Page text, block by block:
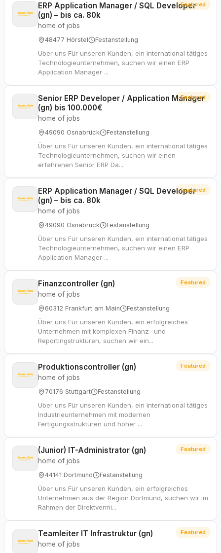
ERP Application Manager / SQL Developer
(gn) – bis ca. 80k
home of jobs
48477 Hörstel Festanstellung
Über uns Für unseren Kunden, ein international tätiges
Technologieunternehmen, suchen wir einen ERP
Application Manager ...
Featured
Senior ERP Developer / Application Manager
(gn) bis 100.000€
home of jobs
49090 Osnabrück Festanstellung
Über uns Für unseren Kunden, ein international tätiges
Technologieunternehmen, suchen wir einen
erfahrenen Senior ERP Da...
Featured
ERP Application Manager / SQL Developer
(gn) – bis ca. 80k
home of jobs
49090 Osnabrück Festanstellung
Über uns Für unseren Kunden, ein international tätiges
Technologieunternehmen, suchen wir einen ERP
Application Manager ...
Featured
Finanzcontroller (gn)
home of jobs
60312 Frankfurt am Main Festanstellung
Über uns Für unseren Kunden, ein erfolgreiches
Unternehmen mit komplexen Finanz- und
Reportingstrukturen, suchen wir ein...
Featured
Produktionscontroller (gn)
home of jobs
70176 Stuttgart Festanstellung
Über uns Für unseren Kunden, ein international tätiges
Industrieunternehmen mit modernen
Fertigungsstrukturen und hoher ...
Featured
(Junior) IT-Administrator (gn)
home of jobs
44141 Dortmund Festanstellung
Über uns Für unseren Kunden, ein erfolgreiches
Unternehmen aus der Region Dortmund, suchen wir im
Rahmen der Direktvermi...
Featured
Teamleiter IT Infrastruktur (gn)
home of jobs
Featured